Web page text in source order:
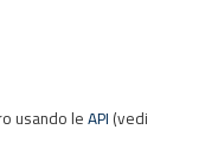
usando le API (vedi